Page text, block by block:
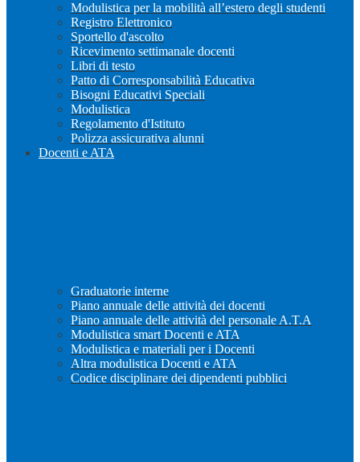
Modulistica per la mobilità all’estero degli studenti
Registro Elettronico
Sportello d'ascolto
Ricevimento settimanale docenti
Libri di testo
Patto di Corresponsabilità Educativa
Bisogni Educativi Speciali
Modulistica
Regolamento d'Istituto
Polizza assicurativa alunni
Docenti e ATA
Graduatorie interne
Piano annuale delle attività dei docenti
Piano annuale delle attività del personale A.T.A
Modulistica smart Docenti e ATA
Modulistica e materiali per i Docenti
Altra modulistica Docenti e ATA
Codice disciplinare dei dipendenti pubblici